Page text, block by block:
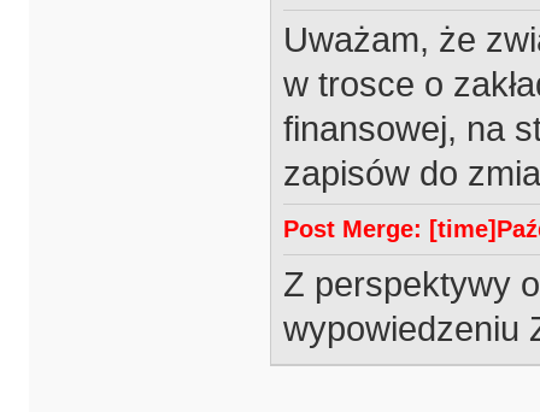
Uważam, że
w trosce o
finansowej, na
zapisów do
Post Merge:
Z perspektywy
wypowiedzeniu